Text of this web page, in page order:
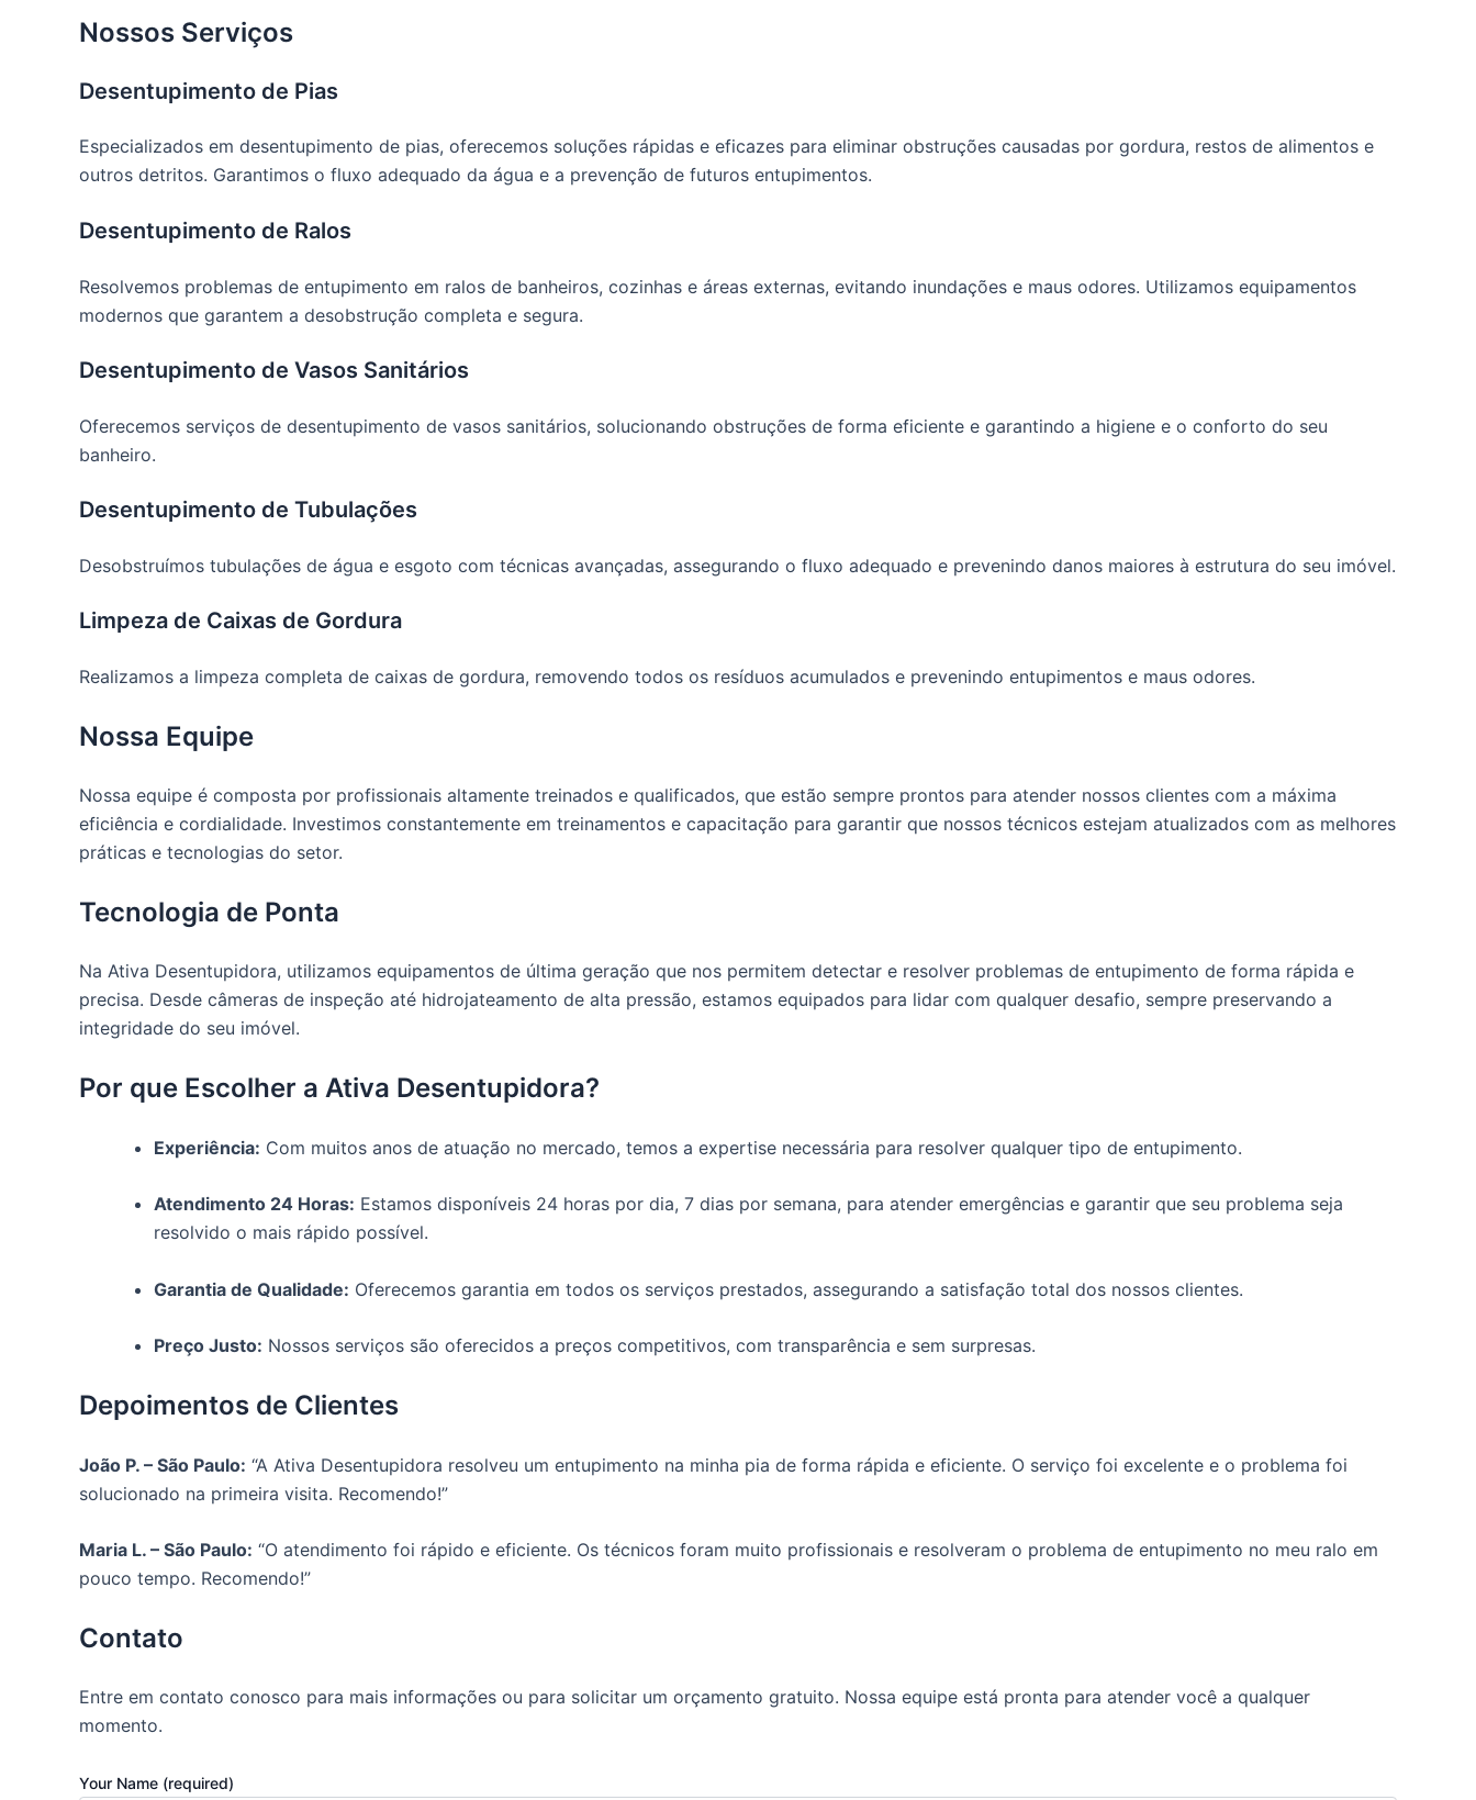
Nossos Serviços
Desentupimento de Pias
Especializados em desentupimento de pias, oferecemos soluções rápidas e eficazes para eliminar obstruções causadas por gordura, restos de alimentos e
outros detritos. Garantimos o fluxo adequado da água e a prevenção de futuros entupimentos.
Desentupimento de Ralos
Resolvemos problemas de entupimento em ralos de banheiros, cozinhas e áreas externas, evitando inundações e maus odores. Utilizamos equipamentos
modernos que garantem a desobstrução completa e segura.
Desentupimento de Vasos Sanitários
Oferecemos serviços de desentupimento de vasos sanitários, solucionando obstruções de forma eficiente e garantindo a higiene e o conforto do seu
banheiro.
Desentupimento de Tubulações
Desobstruímos tubulações de água e esgoto com técnicas avançadas, assegurando o fluxo adequado e prevenindo danos maiores à estrutura do seu imóvel.
Limpeza de Caixas de Gordura
Realizamos a limpeza completa de caixas de gordura, removendo todos os resíduos acumulados e prevenindo entupimentos e maus odores.
Nossa Equipe
Nossa equipe é composta por profissionais altamente treinados e qualificados, que estão sempre prontos para atender nossos clientes com a máxima
eficiência e cordialidade. Investimos constantemente em treinamentos e capacitação para garantir que nossos técnicos estejam atualizados com as melhores
práticas e tecnologias do setor.
Tecnologia de Ponta
Na Ativa Desentupidora, utilizamos equipamentos de última geração que nos permitem detectar e resolver problemas de entupimento de forma rápida e
precisa. Desde câmeras de inspeção até hidrojateamento de alta pressão, estamos equipados para lidar com qualquer desafio, sempre preservando a
integridade do seu imóvel.
Por que Escolher a Ativa Desentupidora?
Experiência: Com muitos anos de atuação no mercado, temos a expertise necessária para resolver qualquer tipo de entupimento.
Atendimento 24 Horas: Estamos disponíveis 24 horas por dia, 7 dias por semana, para atender emergências e garantir que seu problema seja
resolvido o mais rápido possível.
Garantia de Qualidade: Oferecemos garantia em todos os serviços prestados, assegurando a satisfação total dos nossos clientes.
Preço Justo: Nossos serviços são oferecidos a preços competitivos, com transparência e sem surpresas.
Depoimentos de Clientes
João P. – São Paulo: “A Ativa Desentupidora resolveu um entupimento na minha pia de forma rápida e eficiente. O serviço foi excelente e o problema foi
solucionado na primeira visita. Recomendo!”
Maria L. – São Paulo: “O atendimento foi rápido e eficiente. Os técnicos foram muito profissionais e resolveram o problema de entupimento no meu ralo em
pouco tempo. Recomendo!”
Contato
Entre em contato conosco para mais informações ou para solicitar um orçamento gratuito. Nossa equipe está pronta para atender você a qualquer
momento.
Your Name (required)